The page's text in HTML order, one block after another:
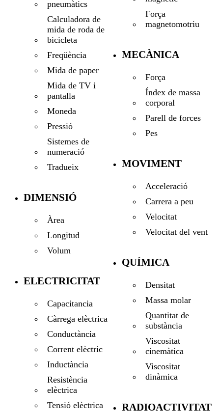
pneumàtics
Calculadora de
mida de roda de
bicicleta
Freqüència
Mida de paper
Mida de TV i
pantalla
Moneda
Pressió
Sistemes de
numeració
Tradueix
DIMENSIÓ
Àrea
Longitud
Volum
ELECTRICITAT
Capacitancia
Càrrega elèctrica
Conductància
Corrent elèctric
Inductància
Resistència
elèctrica
Tensió elèctrica
Força
magnetomotriu
MECÀNICA
Força
Índex de massa
corporal
Parell de forces
Pes
MOVIMENT
Acceleració
Carrera a peu
Velocitat
Velocitat del vent
QUÍMICA
Densitat
Massa molar
Quantitat de
substància
Viscositat
cinemàtica
Viscositat
dinàmica
RADIOACTIVITAT